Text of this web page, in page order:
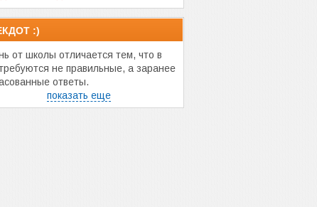
:)
от школы отличается тем, что в
не правильные, а заранее
ответы.
показать еще